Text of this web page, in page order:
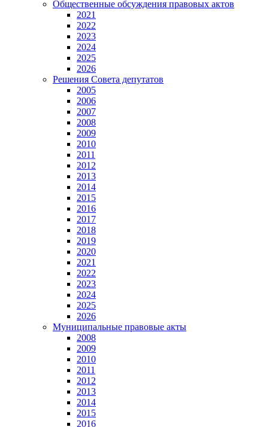
Общественные обсуждения правовых актов
2021
2022
2023
2024
2025
2026
Решения Совета депутатов
2005
2006
2007
2008
2009
2010
2011
2012
2013
2014
2015
2016
2017
2018
2019
2020
2021
2022
2023
2024
2025
2026
Муниципальные правовые акты
2008
2009
2010
2011
2012
2013
2014
2015
2016